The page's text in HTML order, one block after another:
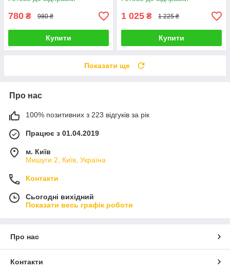
780 ₴ 980 ₴
Купити
1 025 ₴ 1 225 ₴
Купити
Показати ще
Про нас
100% позитивних з 223 відгуків за рік
Працює з 01.04.2019
м. Київ
Мишуги 2, Київ, Україна
Контакти
Сьогодні вихідний
Показати весь графік роботи
Про нас
Контакти